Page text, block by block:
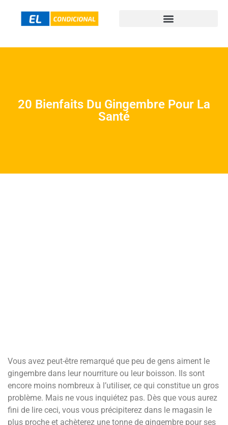
20 Bienfaits Du Gingembre Pour La
Santé
Vous avez peut-être remarqué que peu de gens aiment le
gingembre dans leur nourriture ou leur boisson. Ils sont
encore moins nombreux à l’utiliser, ce qui constitue un gros
problème. Mais ne vous inquiétez pas. Dès que vous aurez
fini de lire ceci, vous vous précipiterez dans le magasin le
plus proche et achèterez une tonne de gingembre pour ses